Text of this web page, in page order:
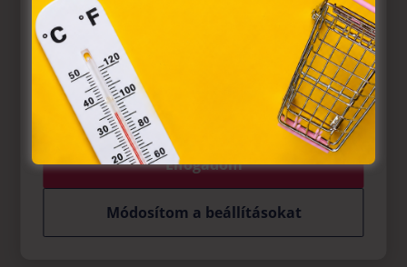
egyes kérdéseiről szóló 2001. évi CVIII. törvény, valamint az
Európai Unió előírásainak megfelelően használjuk. Azon
weblapoknak, melyek az Európai Unió országain belül
működnek, a „sütik" használatához, és ezeknek a
felhasználó számítógépén vagy egyéb eszközén történő
tárolásához a felhasználók hozzájárulását kell kérniük.
Elfogadom
Módosítom a beállításokat